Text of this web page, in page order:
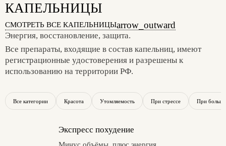
КАПЕЛЬНИЦЫ
СМОТРЕТЬ ВСЕ КАПЕЛЬНИЦЫarrow_outward
Энергия, восстановление, защита.
Все препараты, входящие в состав капельниц, имеют
регистрационные удостоверения и разрешены к
использованию на территории РФ.
Все категории Красота Утомляемость При стрессе При
Экспресс похудение